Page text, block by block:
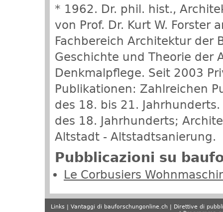
* 1962. Dr. phil. hist.,
von Prof. Dr. Kurt W. Forster
Fachbereich Architektur der
Geschichte und Theorie der
Denkmalpflege. Seit 2003
Publikationen: Zahlreichen
des 18. bis 21.
des 18. Jahrhunderts;
Altstadt - Altstadtsanierung.
Pubblicazioni su
Le Corbusiers
Links Vantaggi di bauforschungonline.ch
Direttive di